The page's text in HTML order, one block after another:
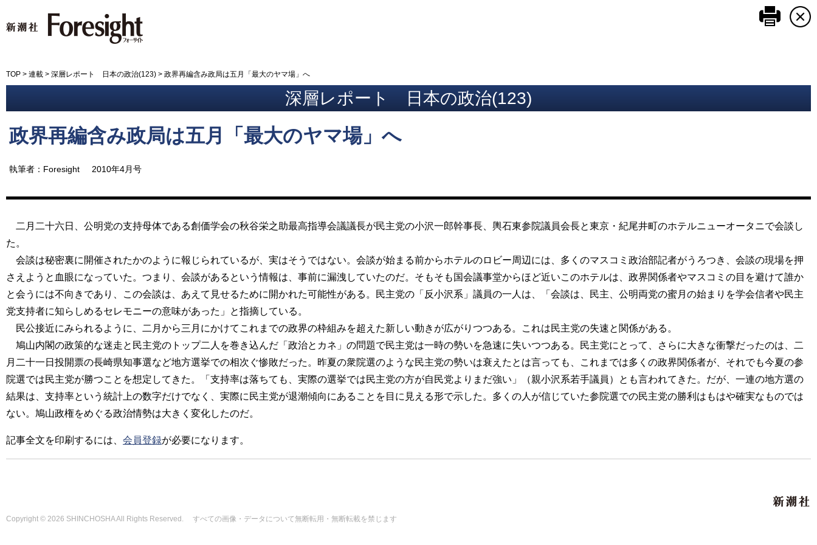
このペ
TOP > 連載 > 深層レポート 日本の政治(123) > 政界再編含み政局は五月「最大のヤマ場」へ
深層レポート 日本の政治(123)
政界再編含み政局は五月「最大のヤマ場」へ
執筆者：Foresight 2010年4月号
二月二十六日、公明党の支持母体である創価学会の秋谷栄之助最高指導会議議長が民主党の小沢一郎幹事長、輿石東参院議員会長と東京・紀尾井町のホテルニューオータニで会談し
た。
会談は秘密裏に開催されたかのように報じられているが、実はそうではない。会談が始まる前からホテルのロビー周辺には、多くのマスコミ政治部記者がうろつき、会談の現場を押
さえようと血眼になっていた。つまり、会談があるという情報は、事前に漏洩していたのだ。そもそも国会議事堂からほど近いこのホテルは、政界関係者やマスコミの目を避けて誰か
と会うには不向きであり、この会談は、あえて見せるために開かれた可能性がある。民主党の「反小沢系」議員の一人は、「会談は、民主、公明両党の蜜月の始まりを学会信者や民主
党支持者に知らしめるセレモニーの意味があった」と指摘している。
民公接近にみられるように、二月から三月にかけてこれまでの政界の枠組みを超えた新しい動きが広がりつつある。これは民主党の失速と関係がある。
鳩山内閣の政策的な迷走と民主党のトップ二人を巻き込んだ「政治とカネ」の問題で民主党は一時の勢いを急速に失いつつある。民主党にとって、さらに大きな衝撃だったのは、二
月二十一日投開票の長崎県知事選など地方選挙での相次ぐ惨敗だった。昨夏の衆院選のような民主党の勢いは衰えたとは言っても、これまでは多くの政界関係者が、それでも今夏の参
院選では民主党が勝つことを想定してきた。「支持率は落ちても、実際の選挙では民主党の方が自民党よりまだ強い」（親小沢系若手議員）とも言われてきた。だが、一連の地方選の
結果は、支持率という統計上の数字だけでなく、実際に民主党が退潮傾向にあることを目に見える形で示した。多くの人が信じていた参院選での民主党の勝利はもはや確実なものでは
ない。鳩山政権をめぐる政治情勢は大きく変化したのだ。
記事全文を印刷するには、 会員登録が必要になります。
Copyright © 2026 SHINCHOSHA All Rights Reserved. すべての画像・データについて無断転用・無断転載を禁じます